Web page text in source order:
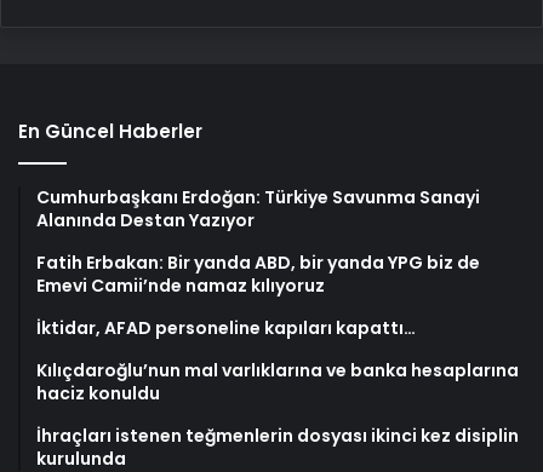
En Güncel Haberler
Cumhurbaşkanı Erdoğan: Türkiye Savunma Sanayi
Alanında Destan Yazıyor
Fatih Erbakan: Bir yanda ABD, bir yanda YPG biz de
Emevi Camii’nde namaz kılıyoruz
İktidar, AFAD personeline kapıları kapattı…
Kılıçdaroğlu’nun mal varlıklarına ve banka hesaplarına
haciz konuldu
İhraçları istenen teğmenlerin dosyası ikinci kez disiplin
kurulunda